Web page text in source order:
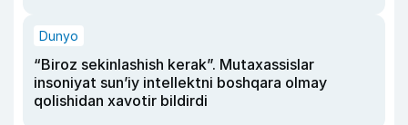
Dunyo
“Biroz sekinlashish kerak”. Mutaxassislar
insoniyat sun’iy intellektni boshqara olmay
qolishidan xavotir bildirdi